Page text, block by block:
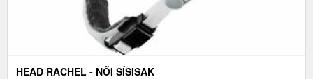
HEAD RACHEL - NŐI SÍSISAK